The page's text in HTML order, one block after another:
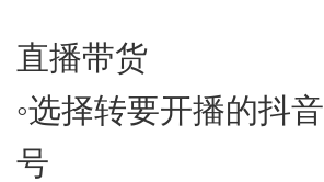
直播带货
◦​选择转要开播的抖音
号